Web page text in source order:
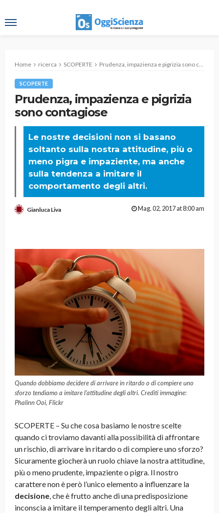
Home ricerca SCOPERTE Prudenza, impazienza e pigrizia sono contagiose
SCOPERTE
Prudenza, impazienza e pigrizia
sono contagiose
Le nostre decisioni non si basano
soltanto sulla nostra attitudine, più o
meno pigra e impaziente, ma anche
sulla tendenza a imitare il
comportamento degli altri.
Gianluca Liva Mag. 02, 2017 at 8:00 am
Quando dobbiamo decidere di arrivare in ritardo o di compiere uno
sforzo tendiamo a imitare l’attitudine degli altri. Crediti immagine:
Phalinn Ooi, Flickr
SCOPERTE – Su che cosa basiamo le nostre scelte
quando ci troviamo davanti alla possibilità di affrontare
un rischio, di arrivare in ritardo o di compiere uno sforzo?
Sicuramente giocherà un ruolo chiave la nostra attitudine,
più o meno prudente, impaziente o pigra. Il nostro
carattere non è però l’unico elemento a influenzare la
decisione , che è frutto anche di una predisposizione
inconscia a imitare il temperamento degli altri. Una